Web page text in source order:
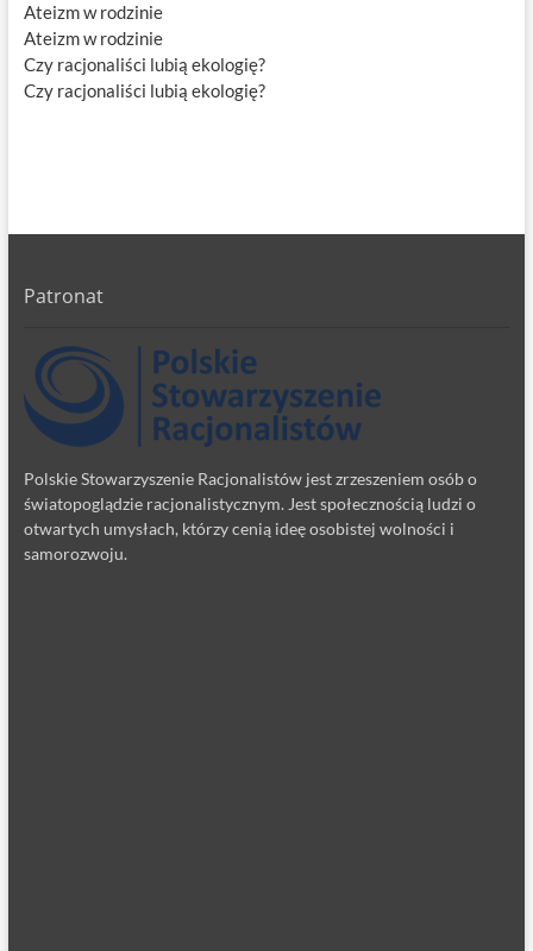
Ateizm w rodzinie
Ateizm w rodzinie
Czy racjonaliści lubią ekologię?
Czy racjonaliści lubią ekologię?
Patronat
Polskie Stowarzyszenie Racjonalistów jest zrzeszeniem osób o
światopoglądzie racjonalistycznym. Jest społecznością ludzi o
otwartych umysłach, którzy cenią ideę osobistej wolności i
samorozwoju.